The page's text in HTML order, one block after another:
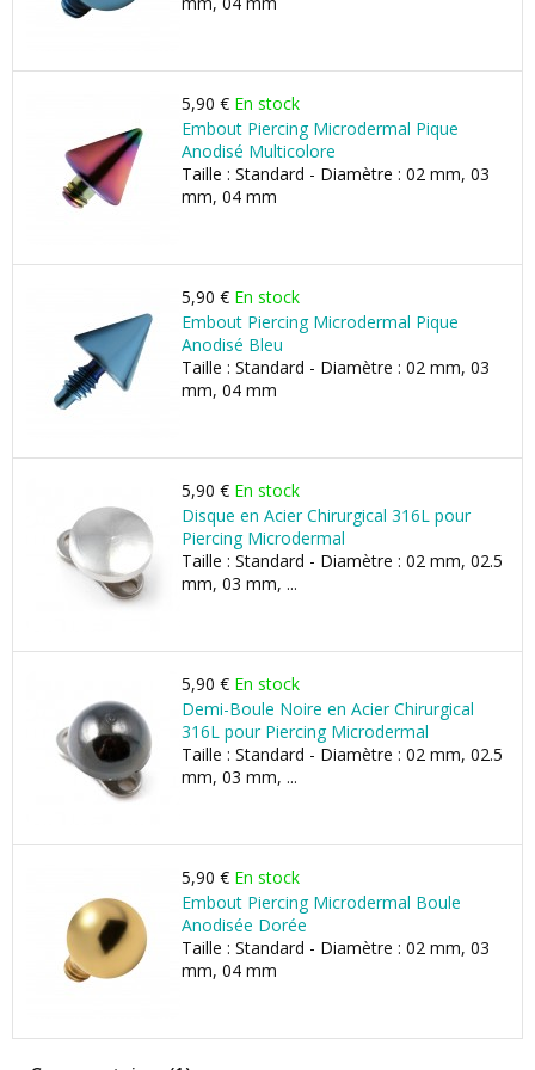
5,90 € En stock
Embout Piercing Microdermal Pique
Anodisé Multicolore
Taille : Standard - Diamètre : 02 mm, 03
mm, 04 mm
5,90 € En stock
Embout Piercing Microdermal Pique
Anodisé Bleu
Taille : Standard - Diamètre : 02 mm, 03
mm, 04 mm
5,90 € En stock
Disque en Acier Chirurgical 316L pour
Piercing Microdermal
Taille : Standard - Diamètre : 02 mm, 02.5
mm, 03 mm, ...
5,90 € En stock
Demi-Boule Noire en Acier Chirurgical
316L pour Piercing Microdermal
Taille : Standard - Diamètre : 02 mm, 02.5
mm, 03 mm, ...
5,90 € En stock
Embout Piercing Microdermal Boule
Anodisée Dorée
Taille : Standard - Diamètre : 02 mm, 03
mm, 04 mm